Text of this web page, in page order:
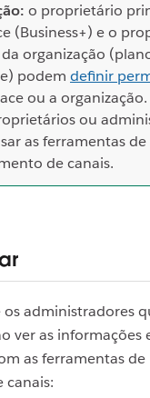
o proprietário
(Business+) e o
organização
podem definir
ou a organização.
ou
as ferramentas de
de canais.
administradores
ver as informações
as ferramentas de
canais: